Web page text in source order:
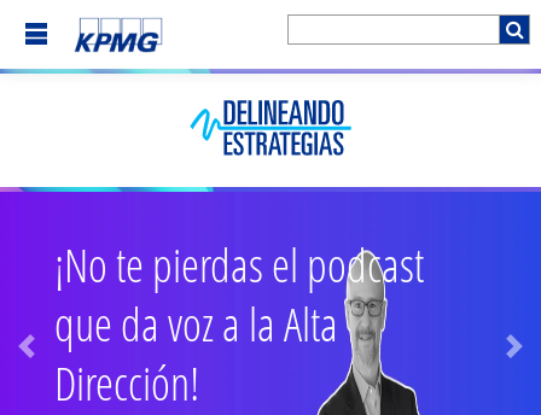
¡No te pierdas el podcast
que da voz a la Alta
Dirección!